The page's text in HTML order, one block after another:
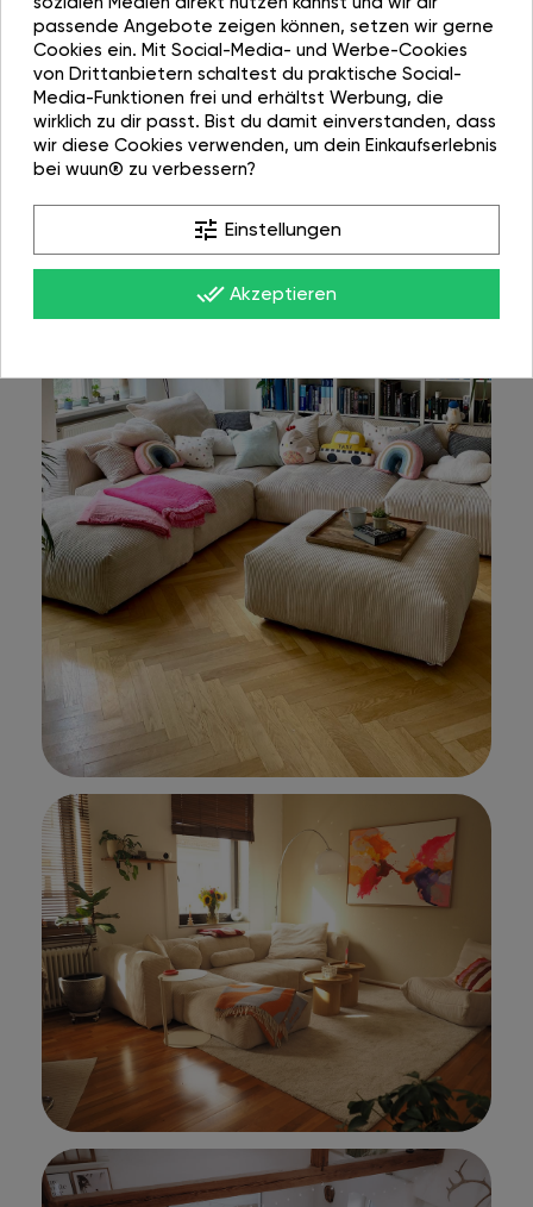
passende Angebote zeigen können, setzen wir gerne
Cookies ein. Mit Social-Media- und Werbe-Cookies
von Drittanbietern schaltest du praktische Social-
Media-Funktionen frei und erhältst Werbung, die
wirklich zu dir passt. Bist du damit einverstanden, dass
wir diese Cookies verwenden, um dein Einkaufserlebnis
bei wuun® zu verbessern?
tune Einstellungen
done_all Akzeptieren